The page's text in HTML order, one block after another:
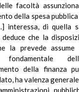
facoltà
della spesa
interessa, di quella
che la
la prevede
fondamentale
della finanza
ha valenza